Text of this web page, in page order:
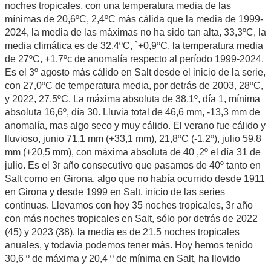
noches tropicales, con una temperatura media de las
mínimas de 20,6ºC, 2,4ºC más cálida que la media de 1999-
2024, la media de las máximas no ha sido tan alta, 33,3ºC, la
media climática es de 32,4ºC, `+0,9ºC, la temperatura media
de 27ºC, +1,7ºc de anomalía respecto al período 1999-2024.
Es el 3º agosto más cálido en Salt desde el inicio de la serie,
con 27,0ºC de temperatura media, por detrás de 2003, 28ºC,
y 2022, 27,5ºC. La máxima absoluta de 38,1º, día 1, mínima
absoluta 16,6º, día 30. Lluvia total de 46,6 mm, -13,3 mm de
anomalía, mas algo seco y muy cálido. El verano fue cálido y
lluvioso, junio 71,1 mm (+33,1 mm), 21,8ºC (-1,2º), julio 59,8
mm (+20,5 mm), con máxima absoluta de 40 ,2º el día 31 de
julio. Es el 3r año consecutivo que pasamos de 40º tanto en
Salt como en Girona, algo que no había ocurrido desde 1911
en Girona y desde 1999 en Salt, inicio de las series
continuas. Llevamos con hoy 35 noches tropicales, 3r año
con más noches tropicales en Salt, sólo por detrás de 2022
(45) y 2023 (38), la media es de 21,5 noches tropicales
anuales, y todavía podemos tener más. Hoy hemos tenido
30,6 º de máxima y 20,4 º de mínima en Salt, ha llovido